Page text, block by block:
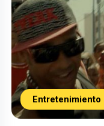
Entretenimiento